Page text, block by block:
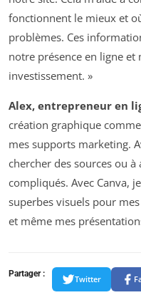
fonctionnent le mieux et
problèmes. Ces
notre présence en ligne
investissement. »
Alex, entrepreneur en
création graphique
mes supports marketing.
chercher des sources ou
compliqués. Avec Canva,
superbes visuels pour
et même mes
Partager :
Twitter